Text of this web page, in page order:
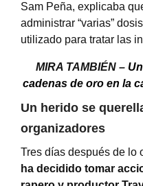
Sam Peña, explicaba
administrar “varias”
utilizado para tratar las
MIRA TAMBIÉN –
cadenas de oro en la
Un herido se
organizadores
Tres días después de lo
ha decidido tomar